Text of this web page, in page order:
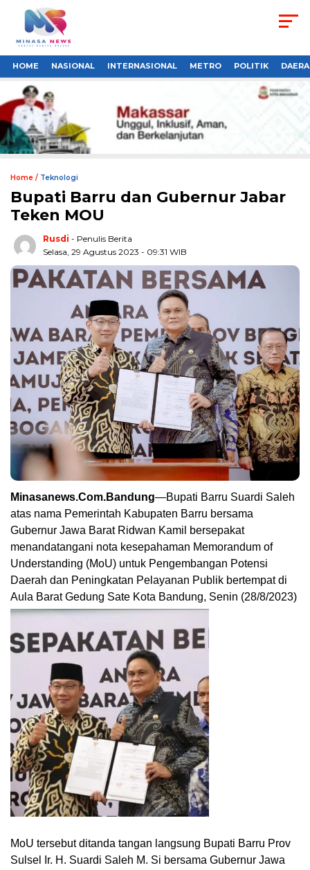
HOME NASIONAL INTERNASIONAL METRO POLITIK
Home / Teknologi
Bupati Barru dan Gubernur Jabar
Teken MOU
Rusdi - Penulis Berita
Selasa, 29 Agustus 2023 - 09:31 WIB
Minasanews.Com.Bandung—Bupati Barru Suardi Saleh
atas nama Pemerintah Kabupaten Barru bersama
Gubernur Jawa Barat Ridwan Kamil bersepakat
menandatangani nota kesepahaman Memorandum of
Understanding (MoU) untuk Pengembangan Potensi
Daerah dan Peningkatan Pelayanan Publik bertempat di
Aula Barat Gedung Sate Kota Bandung, Senin (28/8/2023)
MoU tersebut ditanda tangan langsung Bupati Barru Prov
Sulsel Ir. H. Suardi Saleh M. Si bersama Gubernur Jawa